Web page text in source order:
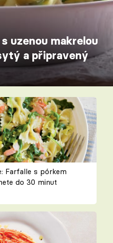
uzenou makrelou
a připravený
Farfalle s pórkem
do 30 minut